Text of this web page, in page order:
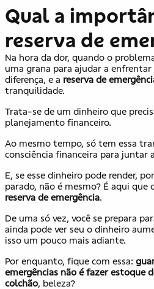
Qual a
reserva de
Na hora da dor, quando o
uma grana para ajudar a
diferença, e a reserva de
tranquilidade.
Trata-se de um dinheiro que
planejamento financeiro.
Ao mesmo tempo, só tem essa
consciência financeira para juntar
E, se esse dinheiro pode render,
parado, não é mesmo? É aqui que
reserva de emergência.
De uma só vez, você se prepara
ainda pode ver seu o dinheiro
isso um pouco mais adiante.
Por enquanto, fique com essa:
emergências não é fazer estoque
colchão, beleza?